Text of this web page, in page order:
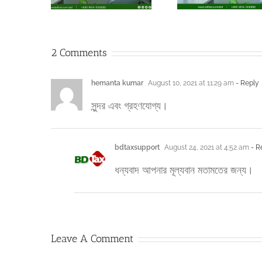
2 Comments
hemanta kumar August 10, 2021 at 11:29 am - Reply
সুন্দর এবং গ্রহণযোগ্য।
bdtaxsupport August 24, 2021 at 4:52 am -
ধন্যবাদ আপনার মূল্যবান মতামতের জন্য।
Leave A Comment